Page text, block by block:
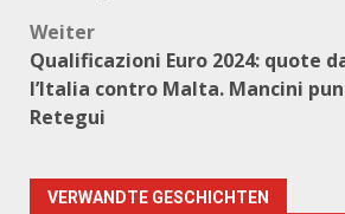
Weiter
Qualificazioni Euro 2024: quote
l’Italia contro Malta. Mancini
Retegui
VERWANDTE GESCHICHTEN